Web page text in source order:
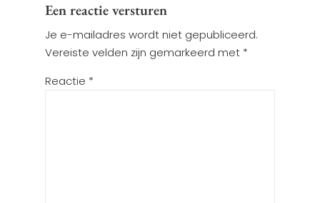
Een reactie versturen
Je e-mailadres wordt niet gepubliceerd.
Vereiste velden zijn gemarkeerd met *
Reactie *